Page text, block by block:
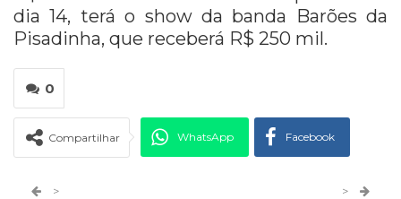
dia 14, terá o show da banda Barões da
Pisadinha, que receberá R$ 250 mil.
0
Compartilhar WhatsApp Facebook
> >